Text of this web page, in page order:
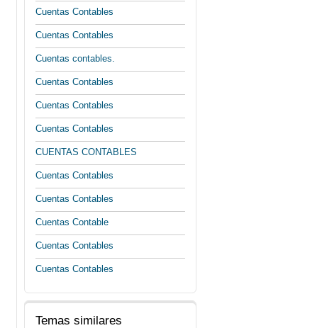
Cuentas Contables
Cuentas Contables
Cuentas contables.
Cuentas Contables
Cuentas Contables
Cuentas Contables
CUENTAS CONTABLES
Cuentas Contables
Cuentas Contables
Cuentas Contable
Cuentas Contables
Cuentas Contables
Temas similares